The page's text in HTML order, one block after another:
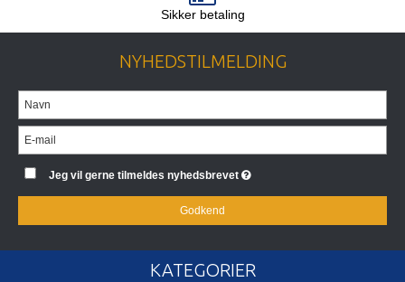
Sikker betaling
NYHEDSTILMELDING
Jeg vil gerne tilmeldes nyhedsbrevet
Godkend
KATEGORIER